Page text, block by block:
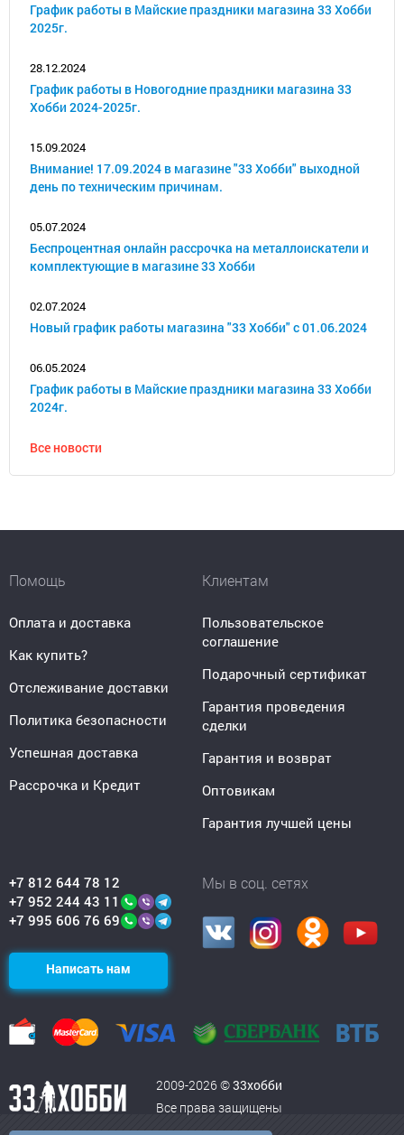
График работы в Майские праздники магазина 33 Хобби
2025г.
28.12.2024
График работы в Новогодние праздники магазина 33
Хобби 2024-2025г.
15.09.2024
Внимание! 17.09.2024 в магазине "33 Хобби" выходной
день по техническим причинам.
05.07.2024
Беспроцентная онлайн рассрочка на металлоискатели и
комплектующие в магазине 33 Хобби
02.07.2024
Новый график работы магазина "33 Хобби" с 01.06.2024
06.05.2024
График работы в Майские праздники магазина 33 Хобби
2024г.
Все новости
Помощь
Оплата и доставка
Как купить?
Отслеживание доставки
Политика безопасности
Успешная доставка
Рассрочка и Кредит
Клиентам
Пользовательское
соглашение
Подарочный сертификат
Гарантия проведения
сделки
Гарантия и возврат
Оптовикам
Гарантия лучшей цены
+7 812 644 78 12
+7 952 244 43 11
+7 995 606 76 69
Написать нам
Мы в соц. сетях
2009-2026 ©33хобби
Все права защищены